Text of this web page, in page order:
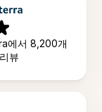
에서 8,200개
뷰